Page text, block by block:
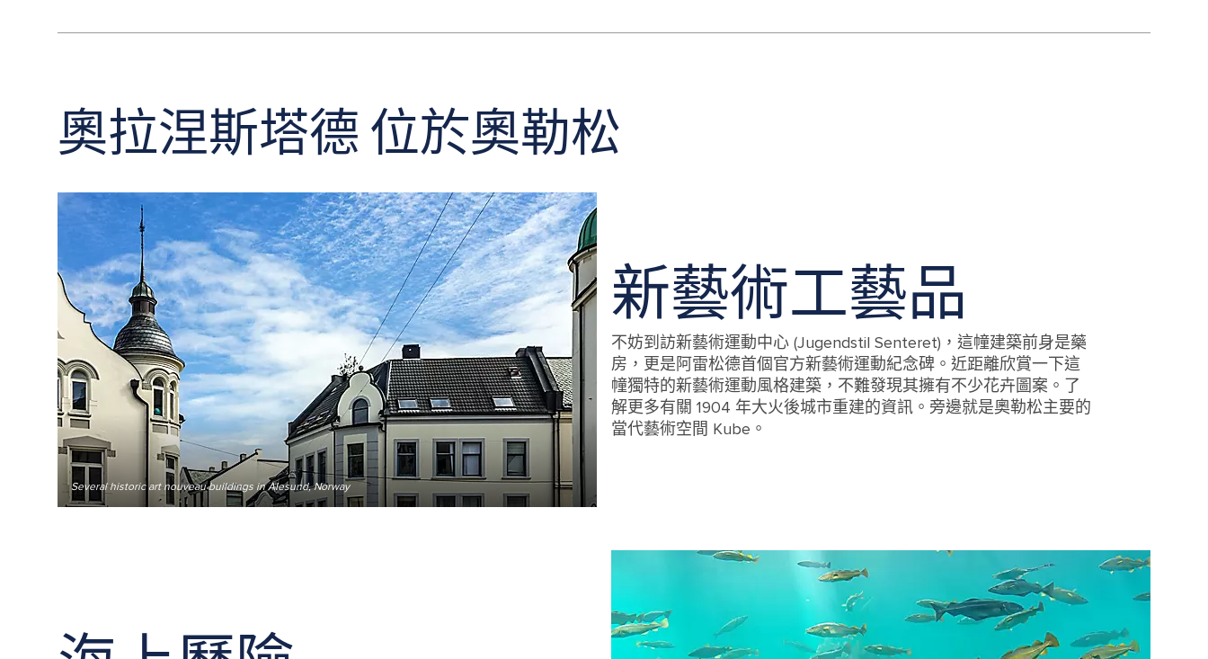
奧拉涅斯塔德 位於奧勒松
Several historic art nouveau buildings in Alesund, Norway
新藝術工藝品
不妨到訪新藝術運動中心 (Jugendstil Senteret)，這幢建築前身是藥
房，更是阿雷松德首個官方新藝術運動紀念碑。近距離欣賞一下這
幢獨特的新藝術運動風格建築，不難發現其擁有不少花卉圖案。了
解更多有關 1904 年大火後城市重建的資訊。旁邊就是奧勒松主要的
當代藝術空間 Kube。